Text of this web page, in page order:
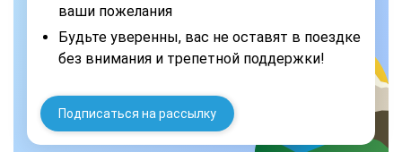
ваши пожелания
Будьте уверенны, вас не оставят в поездке
без внимания и трепетной поддержки!
Подписаться на рассылку